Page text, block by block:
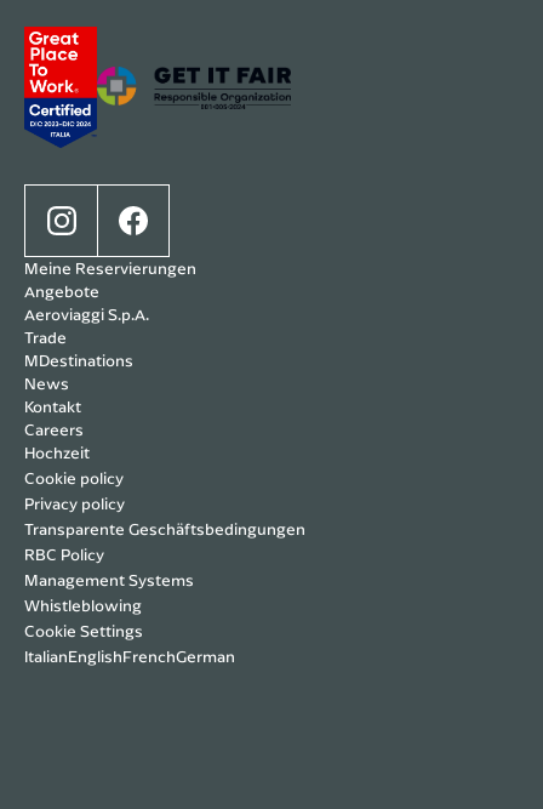
Meine Reservierungen
Angebote
Aeroviaggi S.p.A.
Trade
MDestinations
News
Kontakt
Careers
Hochzeit
Cookie policy
Privacy policy
Transparente Geschäftsbedingungen
RBC Policy
Management Systems
Whistleblowing
Cookie Settings
ItalianEnglishFrenchGerman